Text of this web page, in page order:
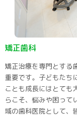
矯正歯科
矯正治療を専門とする
重要です。子どもたち
ことも成長にはとても
らこそ、悩みや困って
域の歯科医院として、